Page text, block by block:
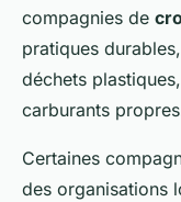
compagnies de
pratiques
déchets
carburants
Certaines
des organisations